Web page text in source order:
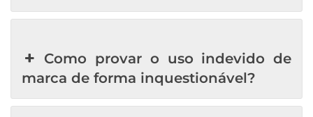
Como provar o uso indevido de
marca de forma inquestionável?